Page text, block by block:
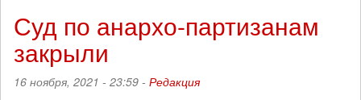
шкаф,
громче
падает:
Суд по анархо-партизанам
закрыли
16 ноября, 2021 - 23:59 - Редакция